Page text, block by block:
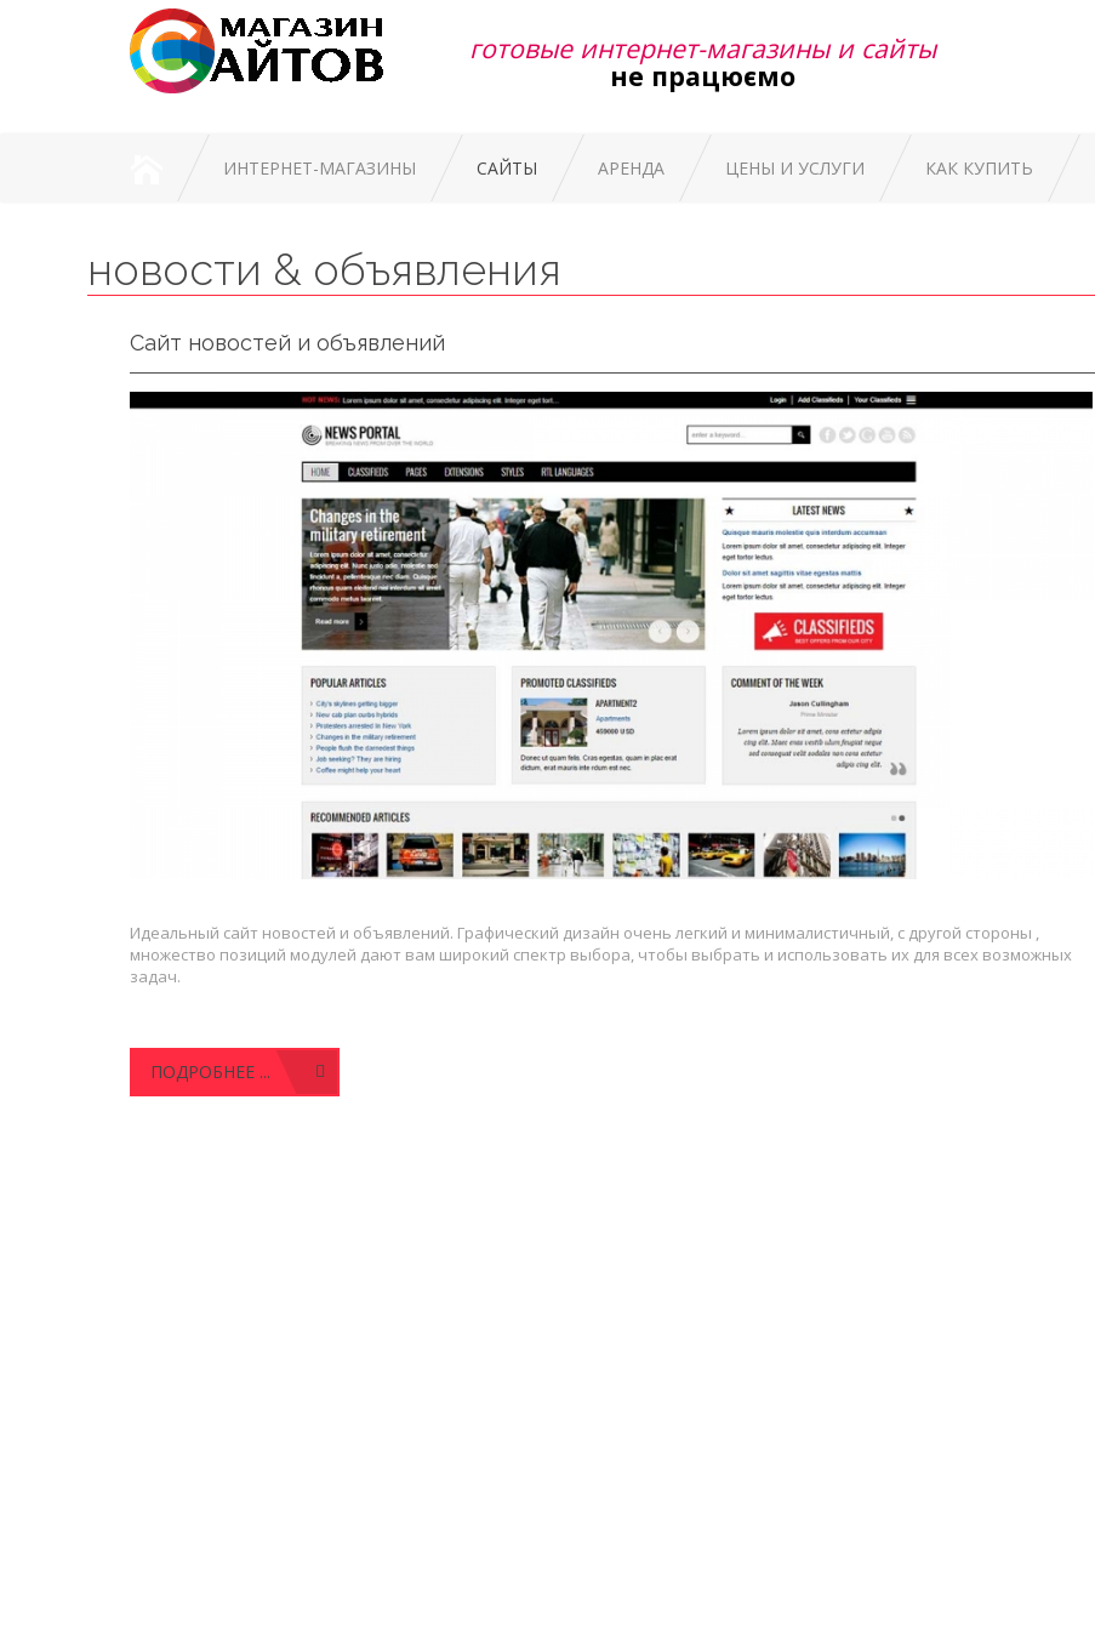
готовые интернет-магазины и сайты
не працюємо
ИНТЕРНЕТ-МАГАЗИНЫ САЙТЫ АРЕНДА ЦЕНЫ И УСЛУГИ КАК КУПИТЬ
новости & объявления
Сайт новостей и объявлений
Идеальный сайт новостей и объявлений. Графический дизайн очень легкий и минималистичный, с другой стороны ,
множество позиций модулей дают вам широкий спектр выбора, чтобы выбрать и использовать их для всех возможных
задач.
ПОДРОБНЕЕ ...